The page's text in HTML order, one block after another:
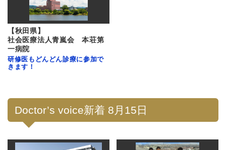
【秋田県】
社会医療法人青嵐会 本荘第
一病院
研修医もどんどん診療に参加で
きます！
Doctor’s voice新着 8月15日